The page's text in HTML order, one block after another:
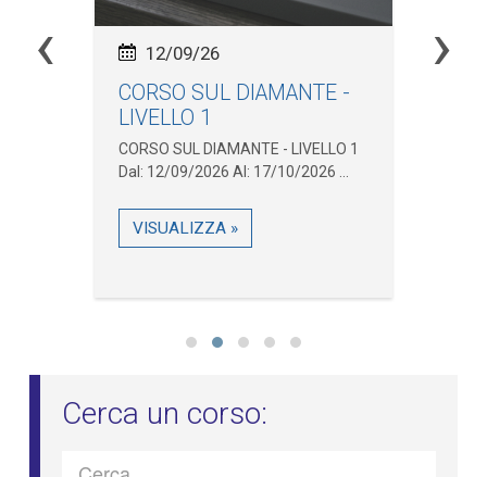
CORSO SUL DIAMANTE -
LIVELLO 1
CORSO SUL DIAMANTE - LIVELLO 1
Dal: 12/09/2026 Al: 17/10/2026 ...
VISUALIZZA »
12/09/26
‹ ›